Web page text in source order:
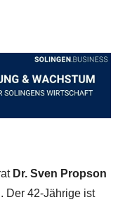
Dr. Sven Propson
Der 42-Jährige ist